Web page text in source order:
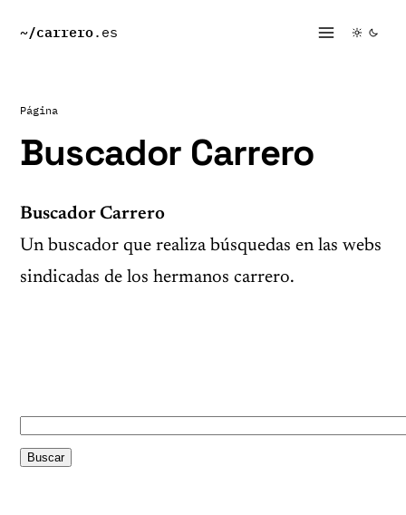
~/carrero.es
Página
Buscador Carrero
Buscador Carrero
Un buscador que realiza búsquedas en las webs
sindicadas de los hermanos carrero.